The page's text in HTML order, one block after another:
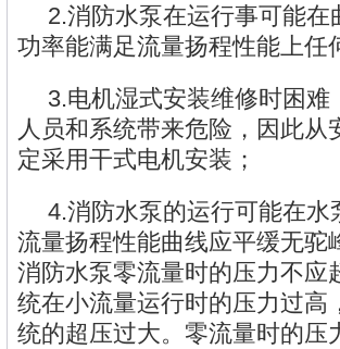
2.消防水泵在运行事可能
功率能满足流量扬程性能上任
3.电机湿式安装维修时困
人员和系统带来危险，因此
定采用干式电机安装；
4.消防水泵的运行可能在
流量扬程性能曲线应平缓无
消防水泵零流量时的压力不
统在小流量运行时的压力过
统的超压过大。零流量时的